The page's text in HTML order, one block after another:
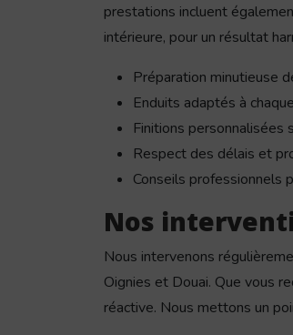
prestations incluent
intérieure, pour un résultat
Préparation minutieuse
Enduits adaptés à
Finitions
Respect des délais et
Conseils professionnels
Nos
Nous intervenons
Oignies et Douai. Que vous
réactive. Nous mettons un